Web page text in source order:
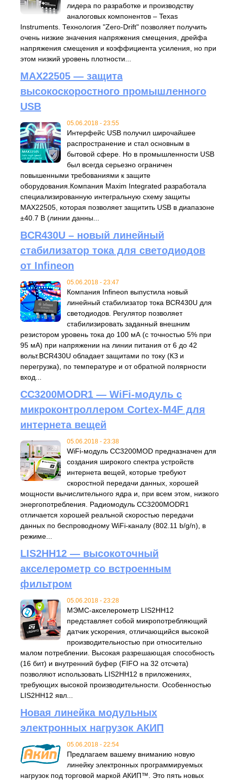
лидера по разработке и производству
аналоговых компонентов – Texas
Instruments. Технология "Zero-Drift" позволяет получить
очень низкие значения напряжения смещения, дрейфа
напряжения смещения и коэффициента усиления, но при
этом низкий уровень плотности...
MAX22505 — защита
высокоскоростного промышленного
USB
05.06.2018 - 23:55
Интерфейс USB получил широчайшее
распространение и стал основным в
бытовой сфере. Но в промышленности USB
был всегда серьезно ограничен
повышенными требованиями к защите
оборудования.Компания Maxim Integrated разработала
специализированную интегральную схему защиты
MAX22505, которая позволяет защитить USB в диапазоне
±40.7 В (линии данны...
BCR430U – новый линейный
стабилизатор тока для светодиодов
от Infineon
05.06.2018 - 23:47
Компания Infineon выпустила новый
линейный стабилизатор тока BCR430U для
светодиодов. Регулятор позволяет
стабилизировать заданный внешним
резистором уровень тока до 100 мА (с точностью 5% при
95 мА) при напряжении на линии питания от 6 до 42
вольт.BCR430U обладает защитами по току (КЗ и
перегрузка), по температуре и от обратной полярности
вход...
CC3200MODR1 — WiFi-модуль с
микроконтроллером Cortex-M4F для
интернета вещей
05.06.2018 - 23:38
WiFi-модуль CC3200MOD предназначен для
создания широкого спектра устройств
интернета вещей, которые требуют
скоростной передачи данных, хорошей
мощности вычислительного ядра и, при всем этом, низкого
энергопотребления. Радиомодуль CC3200MODR1
отличается хорошей реальной скоростью передачи
данных по беспроводному WiFi-каналу (802.11 b/g/n), в
режиме...
LIS2HH12 — высокоточный
акселерометр со встроенным
фильтром
05.06.2018 - 23:28
МЭМС-акселерометр LIS2HH12
представляет собой микропотребляющий
датчик ускорения, отличающийся высокой
производительностью при относительно
малом потреблении. Высокая разрешающая способность
(16 бит) и внутренний буфер (FIFO на 32 отсчета)
позволяют использовать LIS2HH12 в приложениях,
требующих высокой производительности. Особенностью
LIS2HH12 явл...
Новая линейка модульных
электронных нагрузок АКИП
05.06.2018 - 22:54
Предлагаем вашему вниманию новую
линейку электронных программируемых
нагрузок под торговой маркой АКИП™. Это пять новых